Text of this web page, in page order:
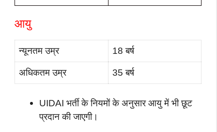
आयु
न्यूनतम उम्र 18 बर्ष
अधिकतम उम्र 35 बर्ष
UIDAI भर्ती के नियमों के अनुसार आयु में भी छूट
प्रदान की जाएगी।